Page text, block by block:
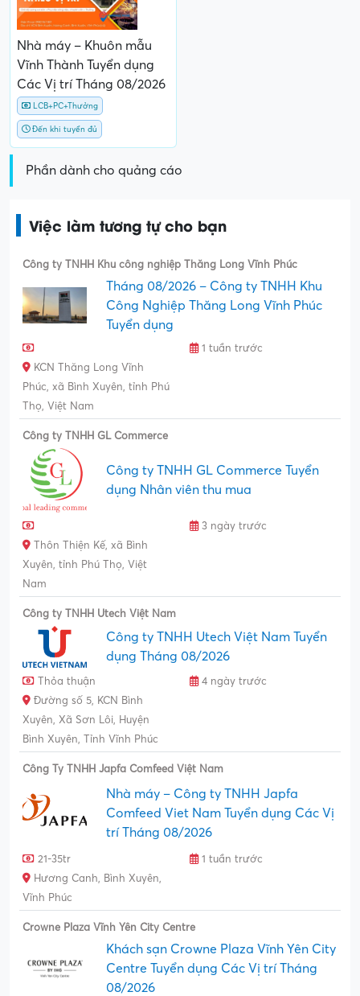
Nhà máy – Khuôn mẫu
Vĩnh Thành Tuyển dụng
Các Vị trí Tháng 08/2026
LCB+PC+Thưởng
Đến khi tuyển đủ
Phần dành cho quảng cáo
Việc làm tương tự cho bạn
Công ty TNHH Khu công nghiệp Thăng Long Vĩnh Phúc
Tháng 08/2026 – Công ty TNHH Khu
Công Nghiệp Thăng Long Vĩnh Phúc
Tuyển dụng
1 tuần trước
KCN Thăng Long Vĩnh
Phúc, xã Bình Xuyên, tỉnh Phú
Thọ, Việt Nam
Công ty TNHH GL Commerce
Công ty TNHH GL Commerce Tuyển
dụng Nhân viên thu mua
3 ngày trước
Thôn Thiện Kế, xã Bình
Xuyên, tỉnh Phú Thọ, Việt
Nam
Công ty TNHH Utech Việt Nam
Công ty TNHH Utech Việt Nam Tuyển
dụng Tháng 08/2026
Thỏa thuận
4 ngày trước
Đường số 5, KCN Bình
Xuyên, Xã Sơn Lôi, Huyện
Bình Xuyên, Tỉnh Vĩnh Phúc
Công Ty TNHH Japfa Comfeed Việt Nam
Nhà máy – Công ty TNHH Japfa
Comfeed Viet Nam Tuyển dụng Các Vị
trí Tháng 08/2026
21-35tr
1 tuần trước
Hương Canh, Bình Xuyên,
Vĩnh Phúc
Crowne Plaza Vĩnh Yên City Centre
Khách sạn Crowne Plaza Vĩnh Yên City
Centre Tuyển dụng Các Vị trí Tháng
08/2026